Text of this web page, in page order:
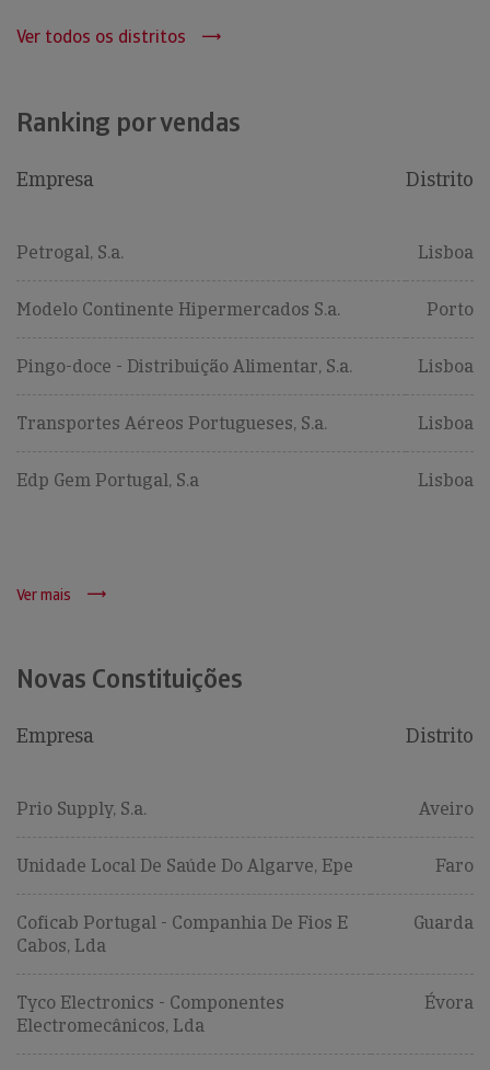
Ver todos os distritos
Ranking por vendas
Empresa Distrito
Petrogal, S.a. Lisboa
Modelo Continente Hipermercados S.a. Porto
Pingo-doce - Distribuição Alimentar, S.a. Lisboa
Transportes Aéreos Portugueses, S.a. Lisboa
Edp Gem Portugal, S.a Lisboa
Ver mais
Novas Constituições
Empresa Distrito
Prio Supply, S.a. Aveiro
Unidade Local De Saúde Do Algarve, Epe Faro
Coficab Portugal - Companhia De Fios E
Cabos, Lda
Guarda
Tyco Electronics - Componentes
Electromecânicos, Lda
Évora